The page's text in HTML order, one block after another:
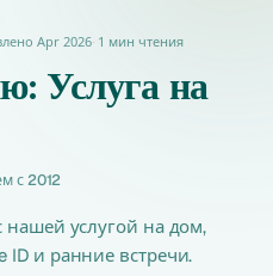
Apr 2026· 1 мин чтения
Услуга на
с 2012
услугой на дом,
и ранние встречи.